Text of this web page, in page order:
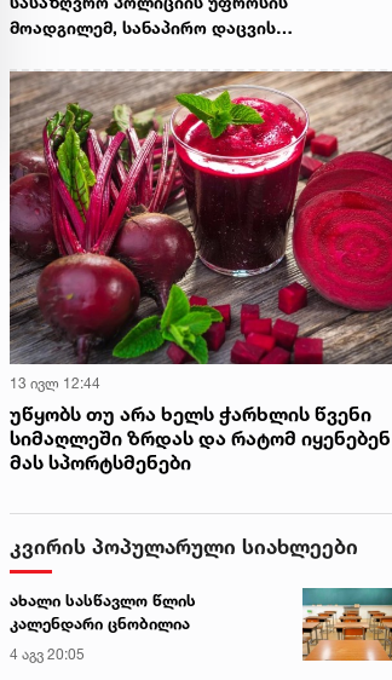
მოადგილემ, სანაპირო დაცვის
დეპარტამენტის თანამშრომლებთან ერთად
სანაპირო დაცვის ფოთის ბაზაზე 2008 წლის
აგვისტოს ომში დაღუპული მეზღვაურების
ხსოვნას პატივი მიაგო
13 ივლ 12:44
უწყობს თუ არა ხელს ჭარხლის წვენი
სიმაღლეში ზრდას და რატომ იყენებენ
მას სპორტსმენები
კვირის პოპულარული სიახლეები
ახალი სასწავლო წლის
კალენდარი ცნობილია
4 აგვ 20:05